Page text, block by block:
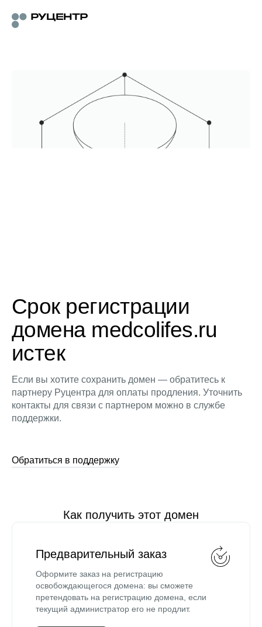
Срок регистрации
домена medcolifes.ru
истек
Если вы хотите сохранить домен — обратитесь к
партнеру Руцентра для оплаты продления. Уточнить
контакты для связи с партнером можно в службе
поддержки.
Обратиться в поддержку
Как получить этот домен
Предварительный заказ
Оформите заказ на регистрацию
освобождающегося домена: вы сможете
претендовать на регистрацию домена, если
текущий администратор его не продлит.